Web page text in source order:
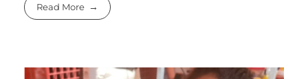
Read More